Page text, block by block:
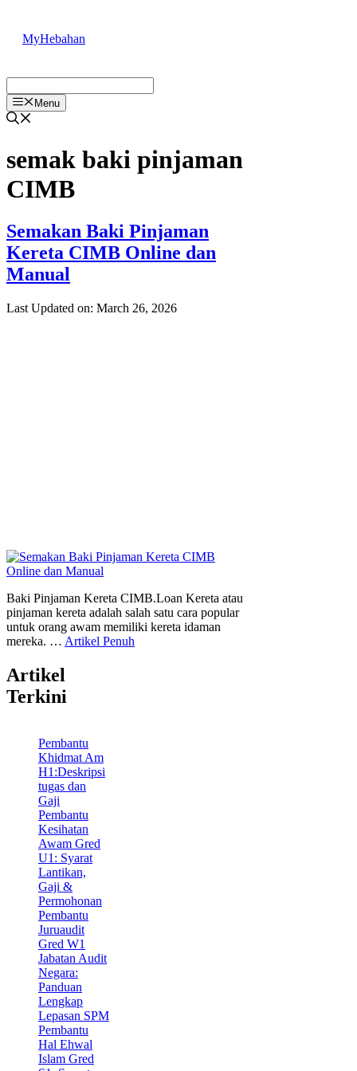
content
MyHebahan
Menu
semak baki pinjaman
CIMB
Semakan Baki Pinjaman
Kereta CIMB Online dan
Manual
Last Updated on: March 26, 2026
Baki Pinjaman Kereta CIMB.Loan Kereta atau
pinjaman kereta adalah salah satu cara popular
untuk orang awam memiliki kereta idaman
mereka. … Artikel Penuh
Artikel
Terkini
Pembantu
Khidmat Am
H1:Deskripsi
tugas dan
Gaji
Pembantu
Kesihatan
Awam Gred
U1: Syarat
Lantikan,
Gaji &
Permohonan
Pembantu
Juruaudit
Gred W1
Jabatan Audit
Negara:
Panduan
Lengkap
Lepasan SPM
Pembantu
Hal Ehwal
Islam Gred